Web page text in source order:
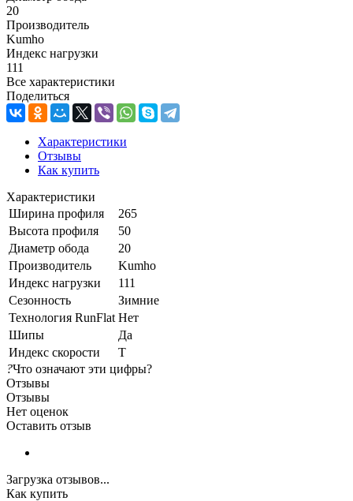
20
Производитель
Kumho
Индекс нагрузки
111
Все характеристики
Поделиться
Характеристики
Отзывы
Как купить
Характеристики
Ширина профиля
265
Высота профиля
50
Диаметр обода
20
Производитель
Kumho
Индекс нагрузки
111
Сезонность
Зимние
Технология RunFlat Нет
Шипы
Да
Индекс скорости
T
?Что означают эти цифры?
Отзывы
Отзывы
Нет оценок
Оставить отзыв
Загрузка отзывов...
Как купить